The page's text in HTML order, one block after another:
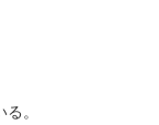
。